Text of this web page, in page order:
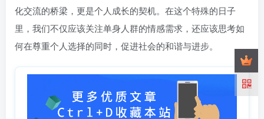
化交流的桥梁，更是个人成长的契机。在这个特殊的日子
里，我们不仅应该关注单身人群的情感需求，还应该思考如
何在尊重个人选择的同时，促进社会的和谐与进步。